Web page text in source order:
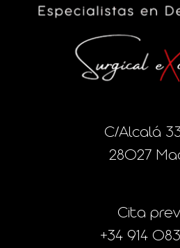
C/Alcalá
28027
Cita
+34 914